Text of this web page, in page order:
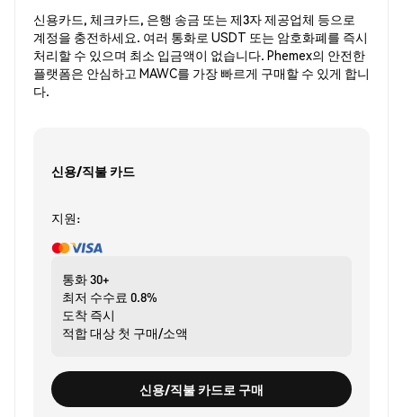
신용카드, 체크카드, 은행 송금 또는 제3자 제공업체 등으로
계정을 충전하세요. 여러 통화로 USDT 또는 암호화폐를 즉시
처리할 수 있으며 최소 입금액이 없습니다. Phemex의 안전한
플랫폼은 안심하고 MAWC를 가장 빠르게 구매할 수 있게 합니
다.
신용/직불 카드
지원:
통화30+
최저 수수료 0.8%
도착 즉시
적합 대상 첫 구매/소액
신용/직불 카드로 구매